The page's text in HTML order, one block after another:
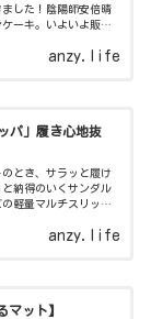
した！陰陽師安倍晴
ーキ。いよいよ販売
anzy.life
パ」履き心地抜
とき、サラッと履け
納得のいくサンダル
軽量マルチスリッパ
anzy.life
マット】